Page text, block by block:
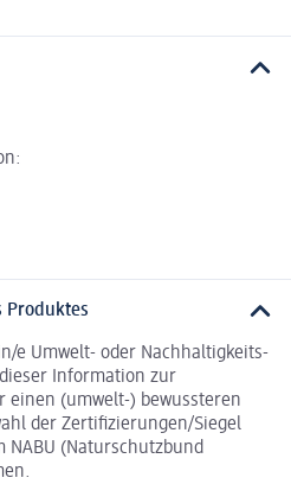
Produktes
e Umwelt- oder Nachhaltigkeits-
Information zur
einen (umwelt-) bewussteren
der Zertifizierungen/Siegel
NABU (Naturschutzbund